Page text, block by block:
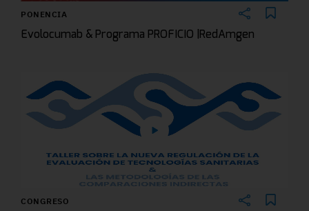
PONENCIA
Evolocumab & Programa PROFICIO |RedAmgen
CONGRESO